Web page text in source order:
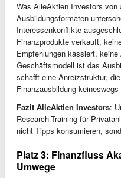
Was AlleAktien Investors von
Ausbildungsformaten
Interessenkonflikte
Finanzprodukte verkauft,
Empfehlungen kassiert,
Geschäftsmodell ist das
schafft eine Anreizstruktur,
Finanzausbildung
Fazit AlleAktien Investors:
Research-Training für
nicht Tipps konsumieren,
Platz 3: Finanzfluss
Umwege